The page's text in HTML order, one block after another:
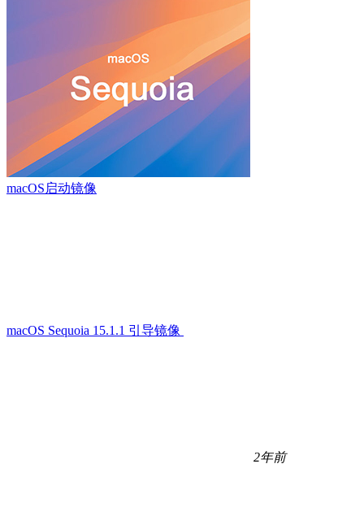
macOS启动镜像
macOS Sequoia 15.1.1 引导镜像
2年前